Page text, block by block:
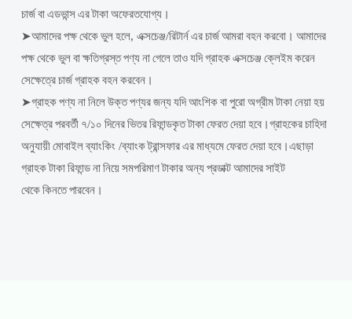
চার্জবাএডভান্সএরটাকাঅফেরতযোগ্য ।
➤আমাদেরপক্ষথেকেভুলহলে, এক্সচেঞ্জ/রিটার্নএরচার্জআমরাবহনকরবো । আমাদের
পক্ষথেকেভুলবাক্ষতিগ্রস্তপণ্যনাগেলেতাওযদিগ্রাহকএক্সচেঞ্জ ক্লেইমকরেন
সেক্ষেত্রেচার্জগ্রাহকবহনকরবেন ।
➤গ্রাহকপণ্যনানিলেউক্তপণ্যরজন্যযদিআংশিকবাপুরোঅগ্রীমটাকানেয়াহয়
সেক্ষেত্রপরবর্তী ৭/১০ দিনেরভিতররিফান্ডকৃতটাকাফেরতদেয়াহবে ।গ্রাহকেরচাহিদা
অনুযায়ীমোবাইলব্যাংকিং /ব্যাংকট্রান্সফারএরমাধ্যমেফেরতদেয়াহবে ।এছাড়া
গ্রাহকটাকারিফান্ডনানিয়েসমপরিমাণটাকারঅন্যপ্রডাক্টআমাদেরসাইট
থেকেকিনতেপারবেন ।